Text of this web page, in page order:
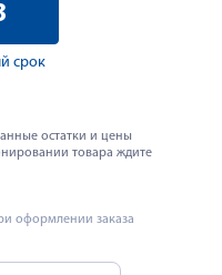
срок
остатки и цены
товара ждите
оформлении заказа